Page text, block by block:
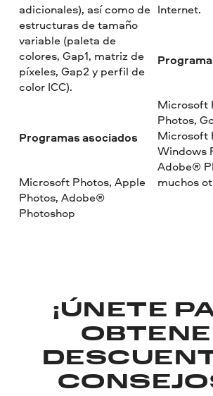
adicionales), así como de
estructuras de tamaño
variable (paleta de
colores, Gap1, matriz de
píxeles, Gap2 y perfil de
color ICC).
Programas asociados
Microsoft Photos, Apple
Photos, Adobe®
Photoshop
Internet.
Microsoft
Photos,
Microsoft
Windows
Adobe®
muchos
¡ÚNETE